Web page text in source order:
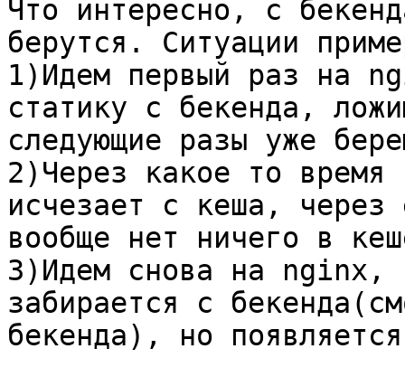
Что интересно, с
берутся. Ситуации
1)Идем первый раз на
статику с бекенда,
следующие разы уже
2)Через какое то время
исчезает с кеша, через
вообще нет ничего в
3)Идем снова на nginx,
забирается с
бекенда), но